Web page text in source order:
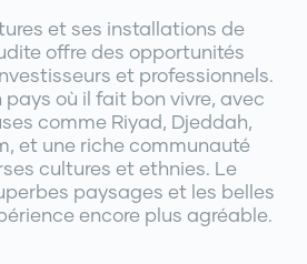
et ses installations de
offre des opportunités
et professionnels.
pays où il fait bon vivre, avec
comme Riyad, Djeddah,
et une riche communauté
cultures et ethnies. Le
paysages et les belles
encore plus agréable.